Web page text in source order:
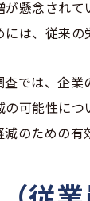
懸念され
は、従来の
では、企
可能性に
のための有